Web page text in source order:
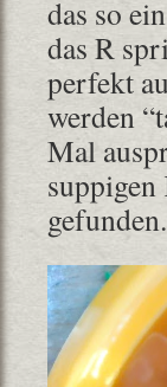
das so
das R
perfekt
werden
Mal
gefunden.